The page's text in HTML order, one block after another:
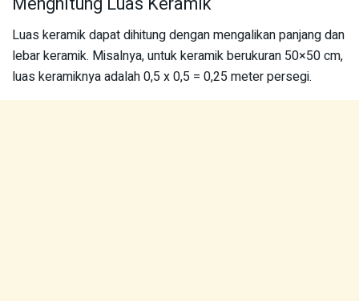
Luas keramik dapat dihitung dengan mengalikan panjang dan
lebar keramik. Misalnya, untuk keramik berukuran 50×50 cm,
luas keramiknya adalah 0,5 x 0,5 = 0,25 meter persegi.